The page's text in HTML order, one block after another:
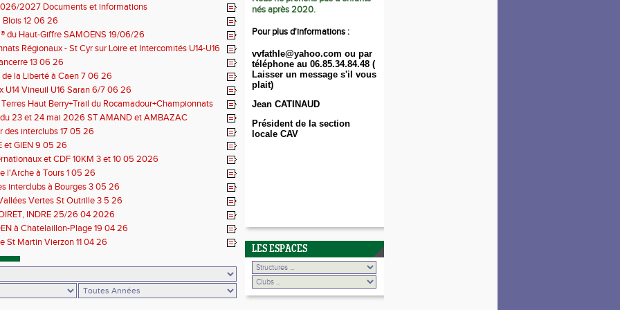
2027 Documents et informations
Blois 12 06 26
du Haut-Giffre SAMOENS 19/06/26
Régionaux - St Cyr sur Loire et Intercomités U14-U16
06 2613 06 26
la Liberté à Caen 7 06 26
U14 Vineuil U16 Saran 6/7 06 26
Haut Berry+Trail du Rocamadour+Championnats
31 05 2026
23 et 24 mai 2026 ST AMAND et AMBAZAC
des interclubs 17 05 26
et GIEN 9 05 26
et CDF 10KM 3 et 10 05 2026
l'Arche à Tours 1 05 26
interclubs à Bourges 3 05 26
Vertes St Outrille 3 5 26
INDRE 25/26 04 2026
à Chatelaillon-Plage 19 04 26
St Martin Vierzon 11 04 26
nés après 2020.
Pour plus d'informations :
vvfathle@yahoo.com ou par
téléphone au 06.85.34.84.48 (
Laisser un message s'il vous
plait)
Jean CATINAUD
Président de la section
locale CAV
LES ESPACES